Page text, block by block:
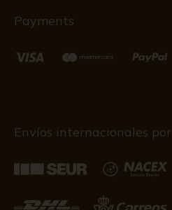
Payments
Envíos internacionales por